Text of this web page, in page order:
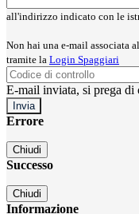
all'indirizzo indicato con le
Non hai una e-mail associata
tramite la Login Spaggiari
E-mail inviata, si prega di
Errore
Chiudi
Successo
Chiudi
Informazione